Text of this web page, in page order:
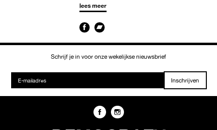
lees meer
Schrijf je in voor onze wekelijkse nieuwsbrief
Inschrijven